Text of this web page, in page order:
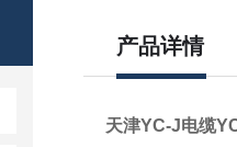
产品详情
天津YC-J电缆